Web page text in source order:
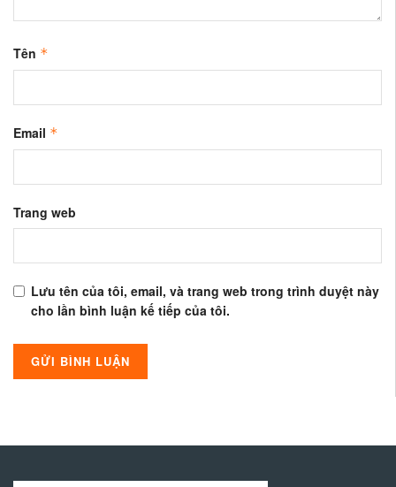
Tên *
Email *
Trang web
Lưu tên của tôi, email, và trang web trong trình duyệt này
cho lần bình luận kế tiếp của tôi.